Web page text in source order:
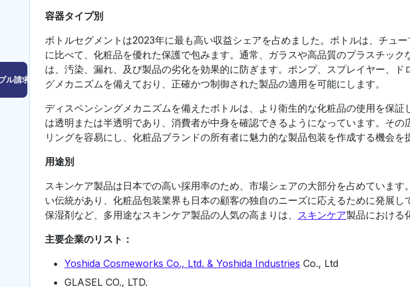
ル請求はこちら
容器タイプ別
ボトルセグメントは2023年に最も高い収益シェアを占めました。ボトルは、チュ
に比べて、化粧品を優れた保護で包みます。通常、ガラスや高品質のプラスチッ
は、汚染、漏れ、及び製品の劣化を効果的に防ぎます。ポンプ、スプレイヤー、
グメカニズムを備えており、正確かつ制御された製品の適用を可能にします。
ディスペンシングメカニズムを備えたボトルは、より衛生的な化粧品の使用を保
は透明または半透明であり、消費者が中身を確認できるようになっています。そ
リングを容易にし、化粧品ブランドの所有者に魅力的な製品包装を作成する機会を
用途別
スキンケア製品は日本での高い採用率のため、市場シェアの大部分を占めています
い伝統があり、化粧品包装業界も日本の顧客の独自のニーズに応えるために発展
保湿剤など、多用途なスキンケア製品の人気の高まりは、 スキンケア製品における
主要企業のリスト：
Yoshida Cosmeworks Co., Ltd. & Yoshida Industries Co., Ltd
GLASEL CO., LTD.